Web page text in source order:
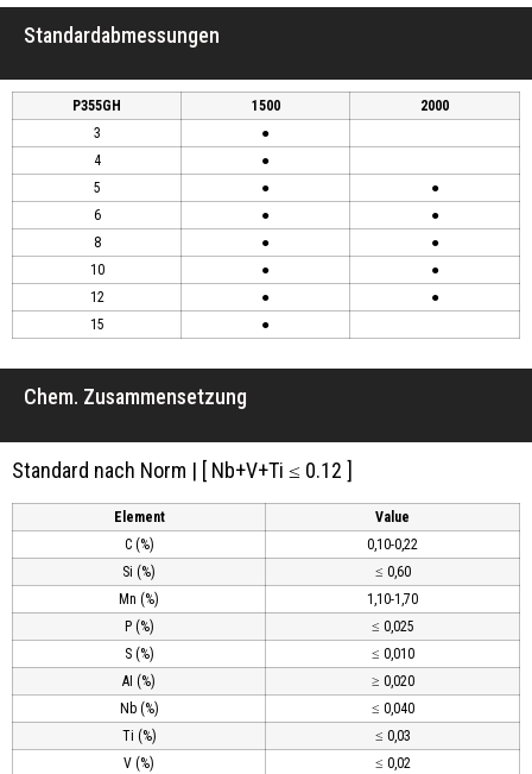
Standardabmessungen
P355GH 1500
2000
3
●
4
●
5
●
●
6
●
●
8
●
●
10
●
●
12
●
●
15
●
Chem. Zusammensetzung
Standard nach Norm | [ Nb+V+Ti ≤ 0.12 ]
Element
Value
C (%)
0,10-0,22
Si (%)
≤ 0,60
Mn (%)
1,10-1,70
P (%)
≤ 0,025
S (%)
≤ 0,010
AI (%)
≥ 0,020
Nb (%)
≤ 0,040
Ti (%)
≤ 0,03
V (%)
≤ 0,02